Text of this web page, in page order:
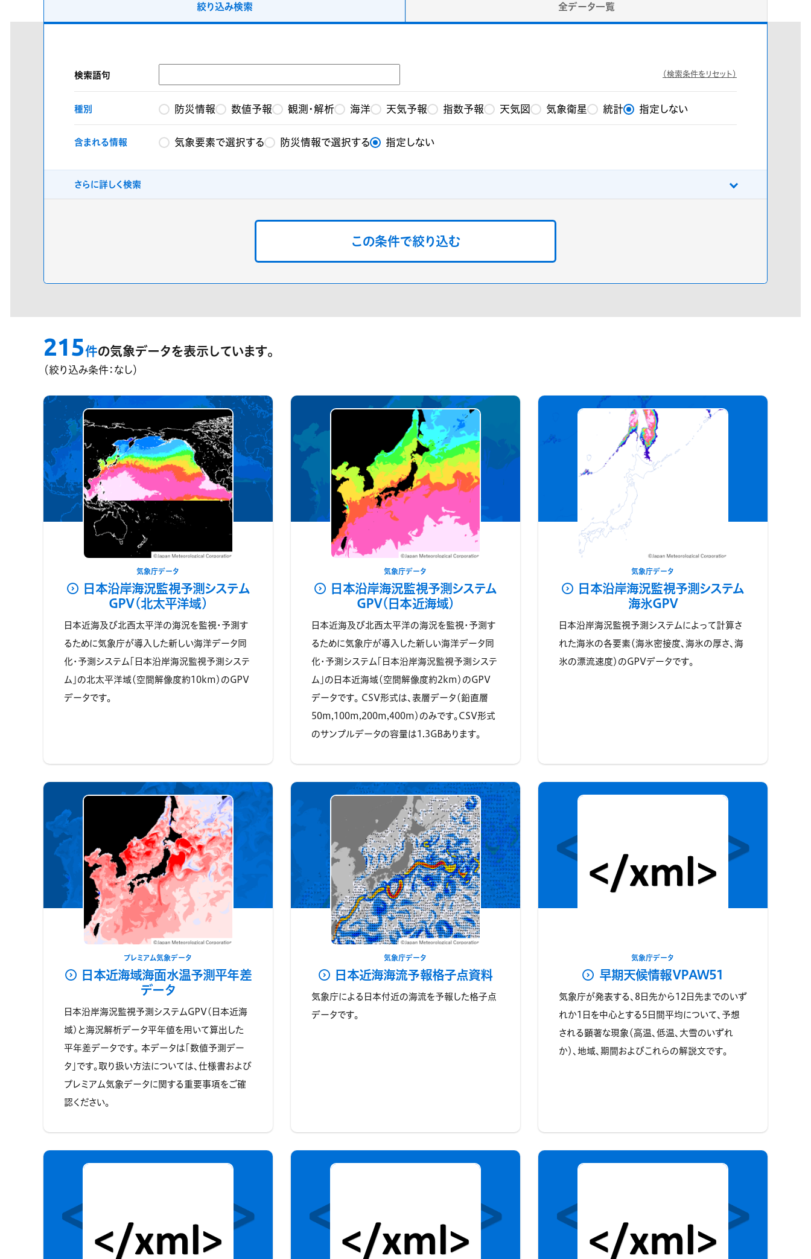
絞り込み検索 全データ一覧
検索語句 （検索条件をリセット）
種別 防災情報 数値予報 観測・解析 海洋 天気予報 指数予報 天気図 気象衛星 統計 指定しない
含まれる情報 気象要素で選択する 防災情報で選択する 指定しない
さらに詳しく検索
領域指定機能 ？ 対応済データのみ表示する
215件の気象データを表示しています。
（絞り込み条件：なし）
気象庁データ
日本沿岸海況監視予測システム
GPV(北太平洋域)
日本近海及び北西太平洋の海況を監視・予測す
るために気象庁が導入した新しい海洋データ同
化・予測システム「日本沿岸海況監視予測システ
ム」の北太平洋域（空間解像度約10km）のGPV
データです。
気象庁データ
日本沿岸海況監視予測システム
GPV(日本近海域)
日本近海及び北西太平洋の海況を監視・予測す
るために気象庁が導入した新しい海洋データ同
化・予測システム「日本沿岸海況監視予測システ
ム」の日本近海域（空間解像度約2km）のGPV
データです。 CSV形式は、表層データ（鉛直層
50m,100m,200m,400m）のみです。CSV形式
のサンプルデータの容量は1.3GBあります。
気象庁データ
日本沿岸海況監視予測システム
海氷GPV
日本沿岸海況監視予測システムによって計算さ
れた海氷の各要素（海氷密接度、海氷の厚さ、海
氷の漂流速度）のGPVデータです。
プレミアム気象データ
日本近海域海面水温予測平年差
データ
日本沿岸海況監視予測システムGPV(日本近海
域)と海況解析データ平年値を用いて算出した
平年差データです。 本データは「数値予測デー
タ」です。取り扱い方法については、仕様書および
プレミアム気象データに関する重要事項をご確
認ください。
気象庁データ
日本近海海流予報格子点資料
気象庁による日本付近の海流を予報した格子点
データです。
気象庁データ
早期天候情報VPAW51
気象庁が発表する、8日先から12日先までのいず
れか1日を中心とする5日間平均について、予想
される顕著な現象（高温、低温、大雪のいずれ
か）、地域、期間およびこれらの解説文です。